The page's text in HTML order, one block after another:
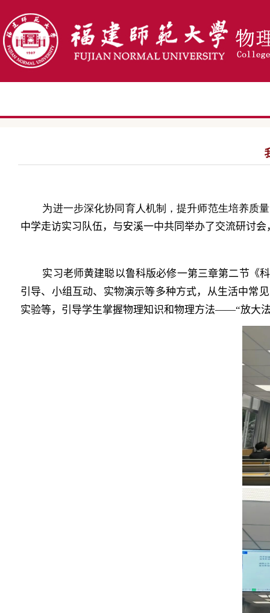
为进一步深化协同育人机制，提升师范生培养质
中学走访实习队伍，与安溪一中共同举办了交流研讨
实习老师黄建聪以鲁科版必修一第三章第二节《
引导、小组互动、实物演示等多种方式，从生活中常
实验等，引导学生掌握物理知识和物理方法——“放大